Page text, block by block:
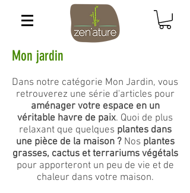
Mon jardin
Dans notre catégorie Mon Jardin, vous
retrouverez une série d'articles pour
aménager votre espace en un
véritable havre de paix. Quoi de plus
relaxant que quelques plantes dans
une pièce de la maison ?Nosplantes
grasses, cactus et terrariums végétals
pour apporteront un peu de vie et de
chaleur dans votre maison.